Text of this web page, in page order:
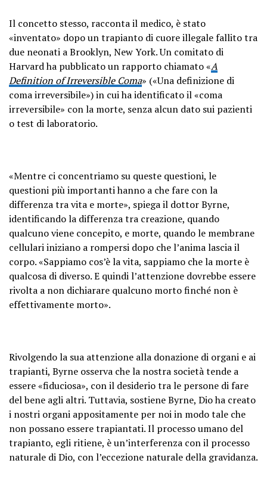
Il concetto stesso, racconta il medico, è stato
«inventato» dopo un trapianto di cuore illegale fallito tra
due neonati a Brooklyn, New York. Un comitato di
Harvard ha pubblicato un rapporto chiamato «A
Definition of Irreversible Coma» («Una definizione di
coma irreversibile») in cui ha identificato il «coma
irreversibile» con la morte, senza alcun dato sui pazienti
o test di laboratorio.
«Mentre ci concentriamo su queste questioni, le
questioni più importanti hanno a che fare con la
differenza tra vita e morte», spiega il dottor Byrne,
identificando la differenza tra creazione, quando
qualcuno viene concepito, e morte, quando le membrane
cellulari iniziano a rompersi dopo che l’anima lascia il
corpo. «Sappiamo cos’è la vita, sappiamo che la morte è
qualcosa di diverso. E quindi l’attenzione dovrebbe essere
rivolta a non dichiarare qualcuno morto finché non è
effettivamente morto».
Rivolgendo la sua attenzione alla donazione di organi e ai
trapianti, Byrne osserva che la nostra società tende a
essere «fiduciosa», con il desiderio tra le persone di fare
del bene agli altri. Tuttavia, sostiene Byrne, Dio ha creato
i nostri organi appositamente per noi in modo tale che
non possano essere trapiantati. Il processo umano del
trapianto, egli ritiene, è un’interferenza con il processo
naturale di Dio, con l’eccezione naturale della gravidanza.